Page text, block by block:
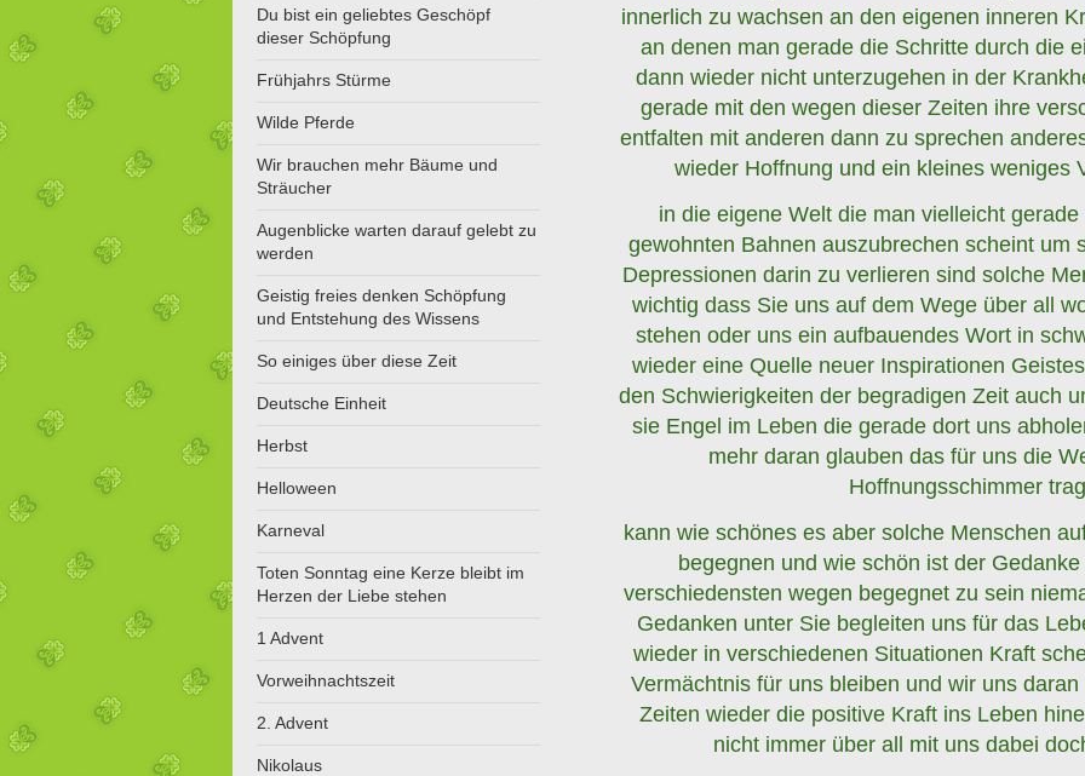
innerlich zu wachsen an den eigenen inneren
an denen man gerade die Schritte durch die
dann wieder nicht unterzugehen in der
gerade mit den wegen dieser Zeiten ihre
entfalten mit anderen dann zu sprechen
wieder Hoffnung und ein kleines weniges
in die eigene Welt die man vielleicht
gewohnten Bahnen auszubrechen scheint um
Depressionen darin zu verlieren sind solche
wichtig dass Sie uns auf dem Wege über all
stehen oder uns ein aufbauendes Wort in
wieder eine Quelle neuer Inspirationen
den Schwierigkeiten der begradigen Zeit auch
sie Engel im Leben die gerade dort uns
mehr daran glauben das für uns die
Hoffnungsschimmer
kann wie schönes es aber solche Menschen
begegnen und wie schön ist der
verschiedensten wegen begegnet zu sein
Gedanken unter Sie begleiten uns für das
wieder in verschiedenen Situationen Kraft
Vermächtnis für uns bleiben und wir uns
Zeiten wieder die positive Kraft ins Leben
nicht immer über all mit uns dabei
Du bist ein geliebtes Geschöpf
dieser Schöpfung
Frühjahrs Stürme
Wilde Pferde
Wir brauchen mehr Bäume und
Sträucher
Augenblicke warten darauf gelebt zu
werden
Geistig freies denken Schöpfung
und Entstehung des Wissens
So einiges über diese Zeit
Deutsche Einheit
Herbst
Helloween
Karneval
Toten Sonntag eine Kerze bleibt im
Herzen der Liebe stehen
1 Advent
Vorweihnachtszeit
2. Advent
Nikolaus